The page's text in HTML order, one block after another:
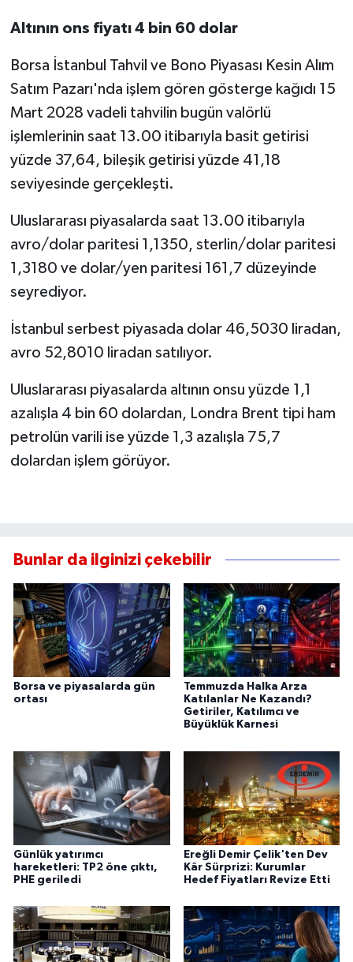
Altının ons fiyatı 4 bin 60 dolar
Borsa İstanbul Tahvil ve Bono Piyasası Kesin Alım
Satım Pazarı'nda işlem gören gösterge kağıdı 15
Mart 2028 vadeli tahvilin bugün valörlü
işlemlerinin saat 13.00 itibarıyla basit getirisi
yüzde 37,64, bileşik getirisi yüzde 41,18
seviyesinde gerçekleşti.
Uluslararası piyasalarda saat 13.00 itibarıyla
avro/dolar paritesi 1,1350, sterlin/dolar paritesi
1,3180 ve dolar/yen paritesi 161,7 düzeyinde
seyrediyor.
İstanbul serbest piyasada dolar 46,5030 liradan,
avro 52,8010 liradan satılıyor.
Uluslararası piyasalarda altının onsu yüzde 1,1
azalışla 4 bin 60 dolardan, Londra Brent tipi ham
petrolün varili ise yüzde 1,3 azalışla 75,7
dolardan işlem görüyor.
Bunlar da ilginizi çekebilir
Borsa ve piyasalarda gün
ortası
Temmuzda Halka Arza
Katılanlar Ne Kazandı?
Getiriler, Katılımcı ve
Büyüklük Karnesi
Günlük yatırımcı
hareketleri: TP2 öne çıktı,
PHE geriledi
Ereğli Demir Çelik'ten Dev
Kâr Sürprizi: Kurumlar
Hedef Fiyatları Revize Etti